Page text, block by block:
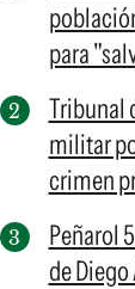
Suscribite x
para
Tribunal
militar
crimen
Peñarol
de